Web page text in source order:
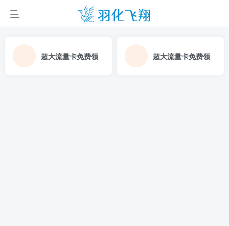
超大流量卡免费领 超大流量卡免费领